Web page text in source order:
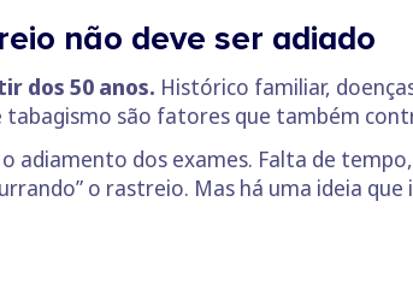
não deve ser adiado
dos 50 anos. Histórico familiar,
são fatores que também
adiamento dos exames. Falta de
o rastreio. Mas há uma ideia